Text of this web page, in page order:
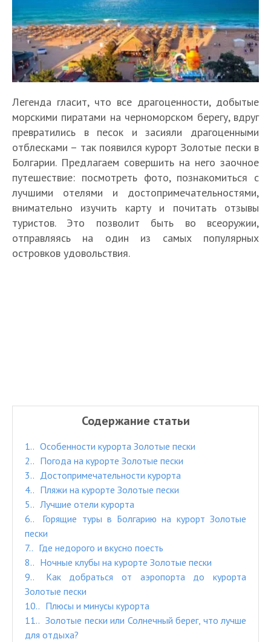
Легенда гласит, что все драгоценности, добытые
морскими пиратами на черноморском берегу, вдруг
превратились в песок и засияли драгоценными
отблесками – так появился курорт Золотые пески в
Болгарии. Предлагаем совершить на него заочное
путешествие: посмотреть фото, познакомиться с
лучшими отелями и достопримечательностями,
внимательно изучить карту и почитать отзывы
туристов. Это позволит быть во всеоружии,
отправляясь на один из самых популярных
островков удовольствия.
Содержание статьи
1.
Особенности курорта Золотые пески
2.
Погода на курорте Золотые пески
3.
Достопримечательности курорта
4.
Пляжи на курорте Золотые пески
5.
Лучшие отели курорта
6.
Горящие туры в Болгарию на курорт Золотые
пески
7.
Где недорого и вкусно поесть
8.
Ночные клубы на курорте Золотые пески
9.
Как добраться от аэропорта до курорта
Золотые пески
10.
Плюсы и минусы курорта
11.
Золотые пески или Солнечный берег, что лучше
для отдыха?